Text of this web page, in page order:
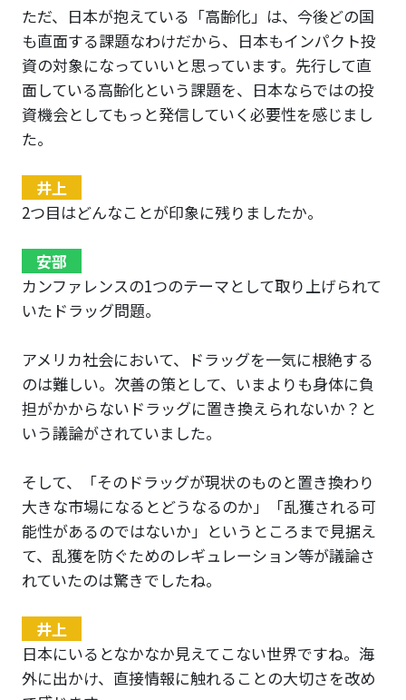
ただ、日本が抱えている「高齢化」は、今後どの国
も直面する課題なわけだから、日本もインパクト投
資の対象になっていいと思っています。先行して直
面している高齢化という課題を、日本ならではの投
資機会としてもっと発信していく必要性を感じまし
た。
井上
2つ目はどんなことが印象に残りましたか。
安部
カンファレンスの1つのテーマとして取り上げられて
いたドラッグ問題。
アメリカ社会において、ドラッグを一気に根絶する
のは難しい。次善の策として、いまよりも身体に負
担がかからないドラッグに置き換えられないか？と
いう議論がされていました。
そして、「そのドラッグが現状のものと置き換わり
大きな市場になるとどうなるのか」「乱獲される可
能性があるのではないか」というところまで見据え
て、乱獲を防ぐためのレギュレーション等が議論さ
れていたのは驚きでしたね。
井上
日本にいるとなかなか見えてこない世界ですね。海
外に出かけ、直接情報に触れることの大切さを改め